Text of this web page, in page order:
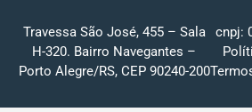
Travessa São José, 455 – Sala
H-320. Bairro Navegantes –
Porto Alegre/RS, CEP 90240-200
cnpj: